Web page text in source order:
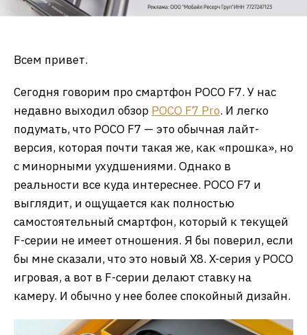
Всем привет.
Сегодня говорим про смартфон POCO F7. У нас
недавно выходил обзор POCO F7 Pro. И легко
подумать, что POCO F7 — это обычная лайт-
версия, которая почти такая же, как «прошка», но
с минорными ухудшениями. Однако в
реальности все куда интереснее. POCO F7 и
выглядит, и ощущается как полностью
самостоятельный смартфон, который к текущей
F-серии не имеет отношения. Я бы поверил, если
бы мне сказали, что это новый X8. X-серия у POCO
игровая, а вот в F-серии делают ставку на
камеру. И обычно у нее более спокойный дизайн.